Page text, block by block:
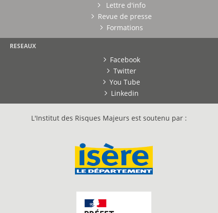
Lettre d'info
Revue de presse
Formations
RESEAUX
Facebook
Twitter
You Tube
Linkedin
L'Institut des Risques Majeurs est soutenu par :